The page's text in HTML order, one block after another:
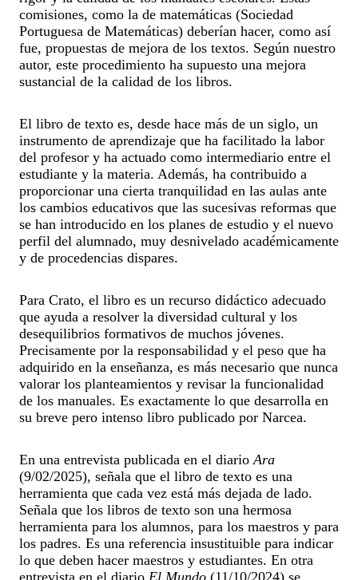
comisiones, como la de matemáticas (Sociedad
Portuguesa de Matemáticas) deberían hacer, como así
fue, propuestas de mejora de los textos. Según nuestro
autor, este procedimiento ha supuesto una mejora
sustancial de la calidad de los libros.
El libro de texto es, desde hace más de un siglo, un
instrumento de aprendizaje que ha facilitado la labor
del profesor y ha actuado como intermediario entre el
estudiante y la materia. Además, ha contribuido a
proporcionar una cierta tranquilidad en las aulas ante
los cambios educativos que las sucesivas reformas que
se han introducido en los planes de estudio y el nuevo
perfil del alumnado, muy desnivelado académicamente
y de procedencias dispares.
Para Crato, el libro es un recurso didáctico adecuado
que ayuda a resolver la diversidad cultural y los
desequilibrios formativos de muchos jóvenes.
Precisamente por la responsabilidad y el peso que ha
adquirido en la enseñanza, es más necesario que nunca
valorar los planteamientos y revisar la funcionalidad
de los manuales. Es exactamente lo que desarrolla en
su breve pero intenso libro publicado por Narcea.
En una entrevista publicada en el diario Ara
(9/02/2025), señala que el libro de texto es una
herramienta que cada vez está más dejada de lado.
Señala que los libros de texto son una hermosa
herramienta para los alumnos, para los maestros y para
los padres. Es una referencia insustituible para indicar
lo que deben hacer maestros y estudiantes. En otra